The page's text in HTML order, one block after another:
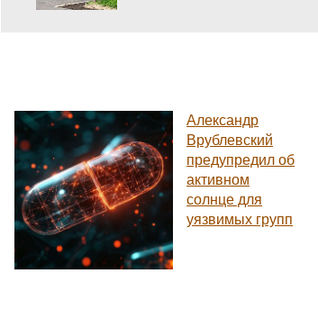
Александр
Врублевский
предупредил об
активном
солнце для
уязвимых групп